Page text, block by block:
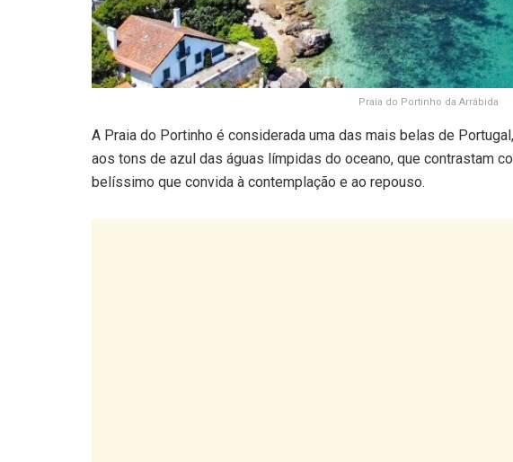
Praia do Portinho da Arrábida
A Praia do Portinho é considerada uma das mais belas de
aos tons de azul das águas límpidas do oceano, que contrastam
belíssimo que convida à contemplação e ao repouso.